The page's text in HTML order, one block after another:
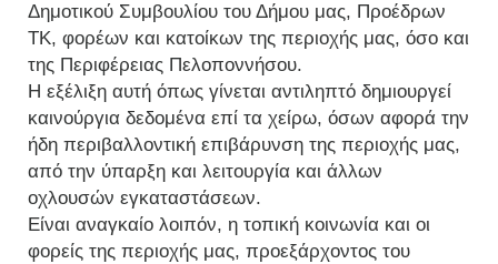
Δημοτικού Συμβουλίου του Δήμου μας, Προέδρων
ΤΚ, φορέων και κατοίκων της περιοχής μας, όσο και
της Περιφέρειας Πελοποννήσου.
Η εξέλιξη αυτή όπως γίνεται αντιληπτό δημιουργεί
καινούργια δεδομένα επί τα χείρω, όσων αφορά την
ήδη περιβαλλοντική επιβάρυνση της περιοχής μας,
από την ύπαρξη και λειτουργία και άλλων
οχλουσών εγκαταστάσεων.
Είναι αναγκαίο λοιπόν, η τοπική κοινωνία και οι
φορείς της περιοχής μας, προεξάρχοντος του